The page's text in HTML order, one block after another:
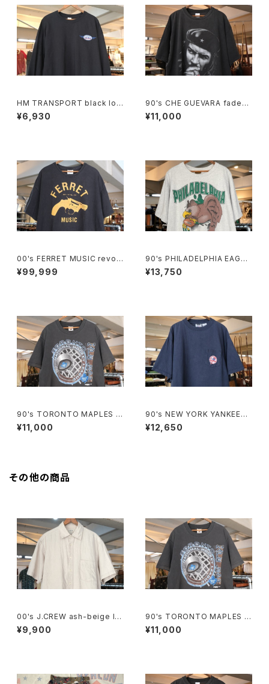
HM TRANSPORT black lon
g-sleeve Tee "embroider
ed logo"
¥6,930
90's CHE GUEVARA fade-b
lack cotton photo print Te
e
¥11,000
00's FERRET MUSIC revolv
er-logo printed Tee
¥99,999
90's PHILADELPHIA EAGLE
S breakthrough cotton Tee
"Made in U.S.A."
¥13,750
90's TORONTO MAPLES L
EAFS black cotton Tee "M
ade in CANADA"
¥11,000
90's NEW YORK YANKEES
embroidered logo pocket
Tee
¥12,650
その他の商品
00's J.CREW ash-beige lin
en Shirt
¥9,900
90's TORONTO MAPLES L
EAFS black cotton Tee "M
ade in CANADA"
¥11,000